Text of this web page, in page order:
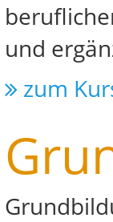
und
zum